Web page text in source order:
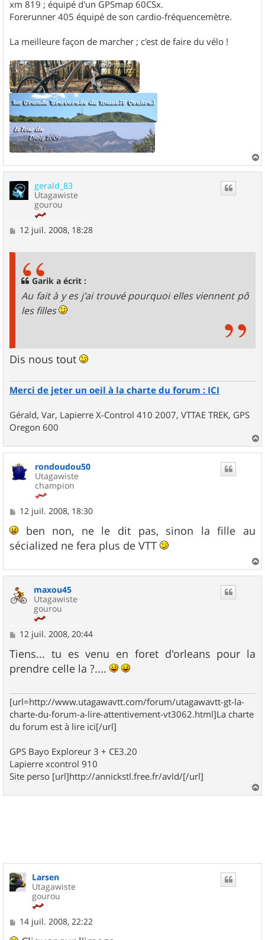
xm 819 ; équipé d'un GPSmap 60CSx.
Forerunner 405 équipé de son cardio-fréquencemètre.
La meilleure façon de marcher ; c'est de faire du vélo !
a
gerald_83
Utagawiste
gourou
M12 juil. 2008, 18:28
Garik a écrit :
Au fait à y es j'ai trouvé pourquoi elles viennent pô
les filles
Dis nous tout
Merci de jeter un oeil à la charte du forum : ICI
Gérald, Var, Lapierre X-Control 410 2007, VTTAE TREK, GPS
Oregon 600
a
u
rondoudou50
Utagawiste
champion
M
s
a
e
12 juil. 2008, 18:30
ben non, ne le dit pas, sinon la fille au
sécialized ne fera plus de VTT
a
maxou45
Utagawiste
gourou
M
s
s
a
12 juil. 2008, 20:44
Tiens... tu es venu en foret d'orleans pour la
prendre celle la ?....
[url=http://www.utagawavtt.com/forum/utagawavtt-gt-la-
charte-du-forum-a-lire-attentivement-vt3062.html]La charte
du forum est à lire ici[/url]
GPS Bayo Exploreur 3 + CE3.20
Lapierre xcontrol 910
Site perso [url]http://annickstl.free.fr/avld/[/url]
a
Larsen
Utagawiste
gourou
M14 juil. 2008, 22:22